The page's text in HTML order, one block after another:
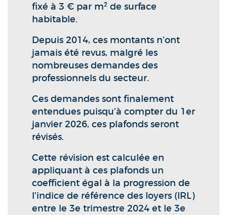
fixé à 3 € par m² de surface
habitable.
Depuis 2014, ces montants n’ont
jamais été revus, malgré les
nombreuses demandes des
professionnels du secteur.
Ces demandes sont finalement
entendues puisqu’à compter du 1er
janvier 2026, ces plafonds seront
révisés.
Cette révision est calculée en
appliquant à ces plafonds un
coefficient égal à la progression de
l’indice de référence des loyers (IRL)
entre le 3e trimestre 2024 et le 3e